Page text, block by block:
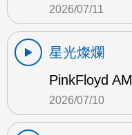
2026/07/11
星光燦爛
PinkFloyd AM
2026/07/10